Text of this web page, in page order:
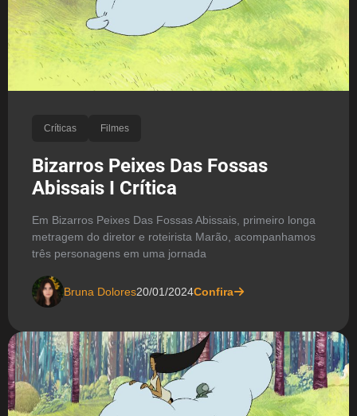
Críticas Filmes
Bizarros Peixes Das Fossas
Abissais I Crítica
Em Bizarros Peixes Das Fossas Abissais, primeiro longa
metragem do diretor e roteirista Marão, acompanhamos
três personagens em uma jornada
Bruna Dolores20/01/2024Confira